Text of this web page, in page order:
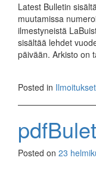
Latest Bulletin
muutamissa
ilmestyneistä
sisältää lehdet
päivään. Arkisto on
Posted in Ilmoitukset
Posted on 23